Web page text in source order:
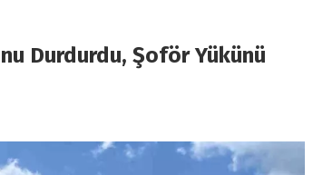
Durdurdu, Şoför Yükünü